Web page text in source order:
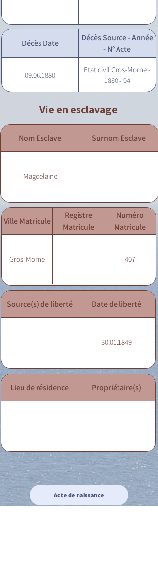
Décès Date
Décès Source - Année
- N° Acte
09.06.1880
Etat civil Gros-Morne -
1880 - 94
Vie en esclavage
Nom Esclave Surnom Esclave
Magdelaine
Ville Matricule
Registre
Matricule
Numéro
Matricule
Gros-Morne 407
Source(s) de liberté Date de liberté
30.01.1849
Lieu de résidence Propriétaire(s)
Acte de naissance